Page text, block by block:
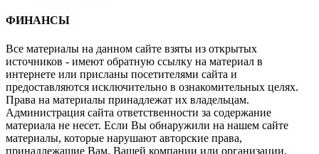
ФИНАНСЫ
Все материалы на данном сайте взяты из открытых
источников - имеют обратную ссылку на материал в
интернете или присланы посетителями сайта и
предоставляются исключительно в ознакомительных целях.
Права на материалы принадлежат их владельцам.
Администрация сайта ответственности за содержание
материала не несет. Если Вы обнаружили на нашем сайте
материалы, которые нарушают авторские права,
принадлежащие Вам, Вашей компании или организации,